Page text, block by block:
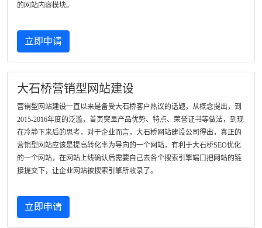
的网站内容模块。
立即申请
大石桥营销型网站建设
营销型网站建设一直以来是备受大石桥客户热议的话题，从概念提出，到
2015-2016年度的泛滥，首页突显产品优势、特点、荣誉证书等做法，到现
在冷静下来后的思考，对于企业而言，大石桥网站建设公司得出，真正的
营销型网站应该是提高转化率为导向的一个网站，有利于大石桥SEO优化
的一个网站，在网站上线确认后需要自己去各个搜索引擎端口把网站的链
接提交下，让企业网站被搜索引擎所收录了。
立即申请